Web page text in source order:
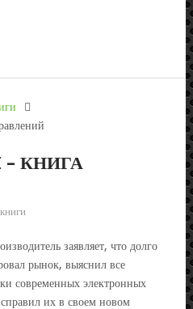
– КНИГА
заявляет, что долго
рынок, выяснил все
современных электронных
их в своем новом